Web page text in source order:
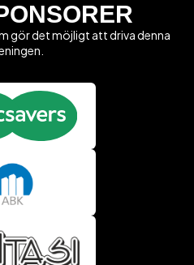
gör det möjligt att driva denna